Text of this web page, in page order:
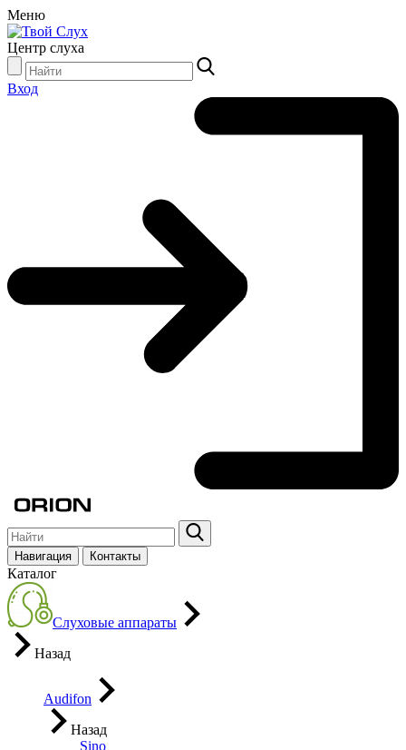
Меню
Центр слуха
Вход
Навигация Контакты
Каталог
Слуховые аппараты
Назад
Audifon
Назад
Sino